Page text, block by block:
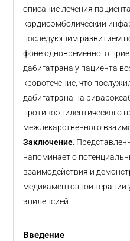
описание лечения
кардиоэмболический
последующим развитием
фоне одновременного
дабигатрана у пациента
кровотечение, что
дабигатрана на
противоэпилептического
межлекарственного
Заключение .
напоминает о
взаимодействия и
медикаментозной терапии
эпилепсией.
Введение